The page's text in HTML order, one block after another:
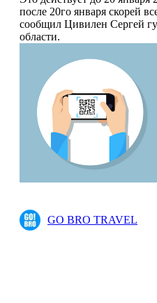
после 20го января скорей
сообщил Цивилен Сергей
области.
GO BRO TRAVEL